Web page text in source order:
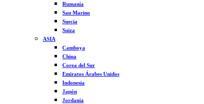
Rumanía
San Marino
Suecia
Suiza
ASIA
Camboya
China
Corea del Sur
Emiratos Árabes Unidos
Indonesia
Japón
Jordania